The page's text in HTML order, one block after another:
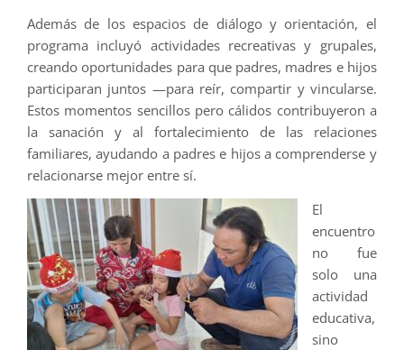
Además de los espacios de diálogo y orientación, el
programa incluyó actividades recreativas y grupales,
creando oportunidades para que padres, madres e hijos
participaran juntos —para reír, compartir y vincularse.
Estos momentos sencillos pero cálidos contribuyeron a
la sanación y al fortalecimiento de las relaciones
familiares, ayudando a padres e hijos a comprenderse y
relacionarse mejor entre sí.
El
encuentro
no fue
solo una
actividad
educativa,
sino